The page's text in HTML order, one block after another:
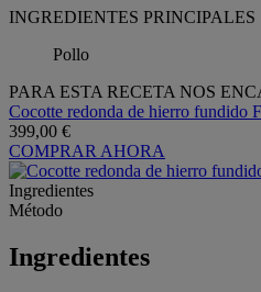
INGREDIENTES PRINCIPALES
Pollo
PARA ESTA RECETA NOS
Cocotte redonda de hierro fundido
399,00 €
COMPRAR AHORA
Ingredientes
Método
Ingredientes